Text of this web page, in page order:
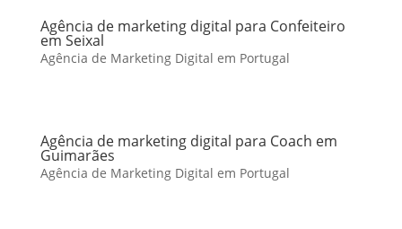
Agência de marketing digital para Confeiteiro
em Seixal
Agência de Marketing Digital em Portugal
Agência de marketing digital para Coach em
Guimarães
Agência de Marketing Digital em Portugal